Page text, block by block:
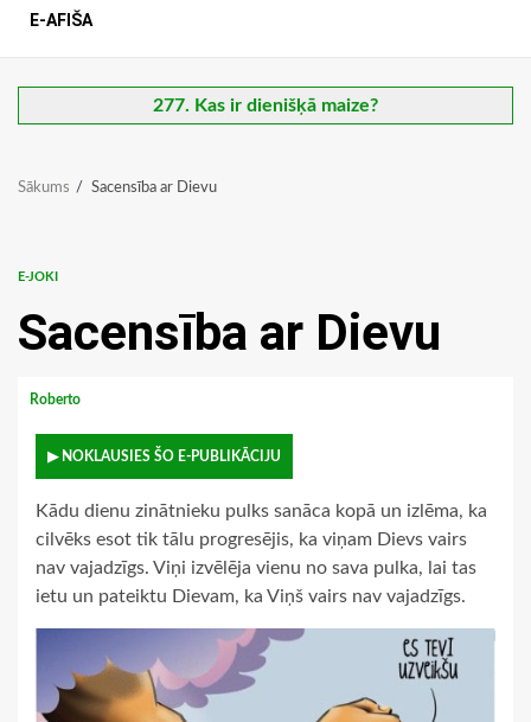
E-AFIŠA
277. Kas ir dienišķā maize?
Sākums Sacensība ar Dievu
E-JOKI
Sacensība ar Dievu
Roberto
▶ NOKLAUSIES ŠO E-PUBLIKĀCIJU
Kādu dienu zinātnieku pulks sanāca kopā un izlēma, ka
cilvēks esot tik tālu progresējis, ka viņam Dievs vairs
nav vajadzīgs. Viņi izvēlēja vienu no sava pulka, lai tas
ietu un pateiktu Dievam, ka Viņš vairs nav vajadzīgs.